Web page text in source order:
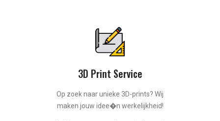
3D Print Service
Op zoek naar unieke 3D-prints? Wij
maken jouw idee�n werkelijkheid!